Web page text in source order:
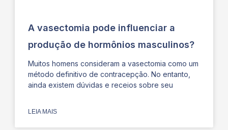
A vasectomia pode influenciar a
produção de hormônios masculinos?
Muitos homens consideram a vasectomia como um
método definitivo de contracepção. No entanto,
ainda existem dúvidas e receios sobre seu
LEIA MAIS